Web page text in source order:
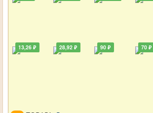
13,26 ₽ 28,92 ₽ 90 ₽ 70 ₽